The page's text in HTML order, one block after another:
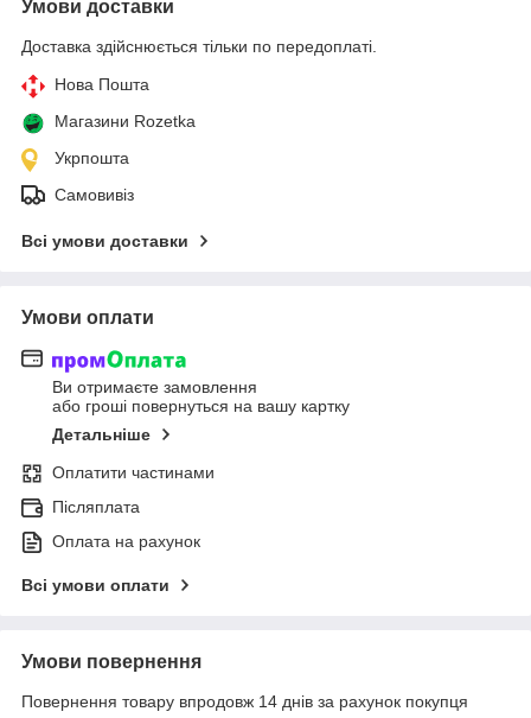
Умови доставки
Доставка здійснюється тільки по передоплаті.
Нова Пошта
Магазини Rozetka
Укрпошта
Самовивіз
Всі умови доставки
Умови оплати
Ви отримаєте замовлення
або гроші повернуться на вашу картку
Детальніше
Оплатити частинами
Післяплата
Оплата на рахунок
Всі умови оплати
Умови повернення
Повернення товару впродовж 14 днів за рахунок покупця